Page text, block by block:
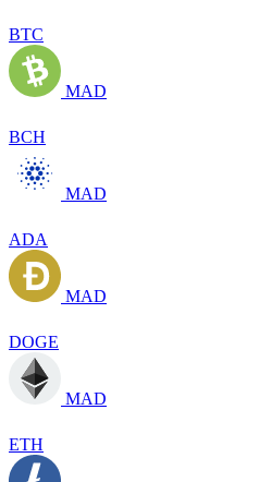
BTC
MAD
BCH
MAD
ADA
MAD
DOGE
MAD
ETH